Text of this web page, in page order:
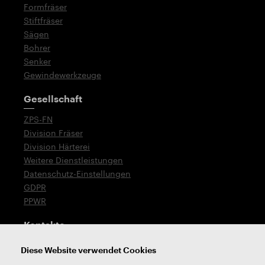
Formfräser
Stiftfräser
Sägen
Bohrer
Senker
Gewindewerkzeuge
Gesellschaft
ZPS-FN
Division Fräser
Division Härterei
Weitere Dienstleistungen
Datenschutz-Einstellungen
GDPR
PPWR
Kontakte
T: +420 576 777 519
Diese Website verwendet Cookies